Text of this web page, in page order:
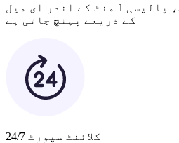
تیز رفتار پروسیسنگ، پالیسی 1 منٹ کے اندر ای میل
کے ذریعے پہنچ جاتی ہے
کلائنٹ سپورٹ 24/7